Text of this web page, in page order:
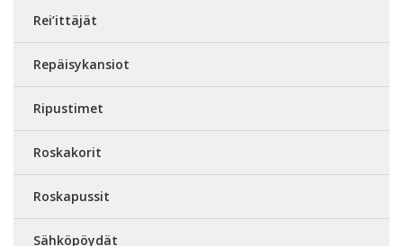
Rei’ittäjät
Repäisykansiot
Ripustimet
Roskakorit
Roskapussit
Sähköpöydät